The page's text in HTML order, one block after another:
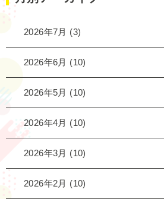
2026年7月 (3)
2026年6月 (10)
2026年5月 (10)
2026年4月 (10)
2026年3月 (10)
2026年2月 (10)